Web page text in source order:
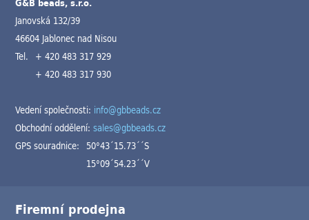
Janovská 132/39
46604 Jablonec nad Nisou
Tel. + 420 483 317 929
+ 420 483 317 930
Vedení společnosti: info@gbbeads.cz
Obchodní oddělení:sales@gbbeads.cz
GPS souradnice: 50°43´15.73´´S
15°09´54.23´´V
Firemní prodejna